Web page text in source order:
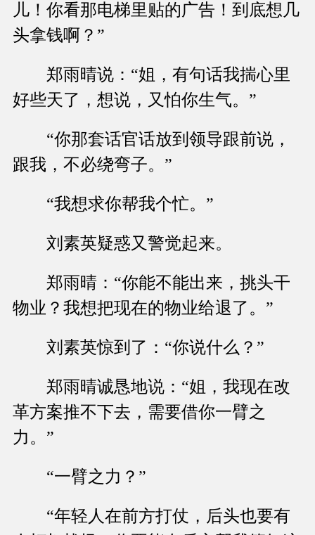
儿！你看那电梯里贴的广告！到底想几
头拿钱啊？”
郑雨晴说：“姐，有句话我揣心里
好些天了，想说，又怕你生气。”
“你那套话官话放到领导跟前说，
跟我，不必绕弯子。”
“我想求你帮我个忙。”
刘素英疑惑又警觉起来。
郑雨晴：“你能不能出来，挑头干
物业？我想把现在的物业给退了。”
刘素英惊到了：“你说什么？”
郑雨晴诚恳地说：“姐，我现在改
革方案推不下去，需要借你一臂之
力。”
“一臂之力？”
“年轻人在前方打仗，后头也要有